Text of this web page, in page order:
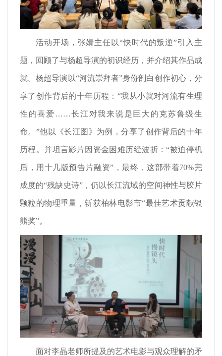
活动开场，张婧主任以“快时代的叛逆”引入主
题，回顾了与杨超导演的初识经历，并介绍其作品成
就。杨超导演以“河流崇拜者”身份剖白创作初心，分
享了创作背后的十年历程：“我从小就对河流有生理
性的喜爱……长江对我来说是巨大的克苏鲁级生
命。”他以《长江图》为例，分享了创作背后的十年
历程。并坦言影片因资金困难历经波折：“被迫停机
后，用十几版预告片融资”，最终，这部带着70%完
成度的“残缺史诗”，仍以长江流域的空间神性与胶片
颗粒的物理重量，斩获柏林电影节“最佳艺术贡献银
熊奖”。
面对李晶老师所提及的艺术电影与观众理解的矛